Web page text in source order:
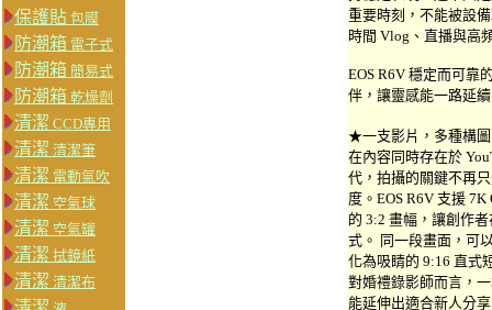
保護貼 包膜
防潮箱 電子式
防潮箱 簡易式
防潮箱 乾燥劑
清潔 CCD專用
清潔 清潔筆
清潔 電動氣吹
清潔 空氣球
清潔 空氣罐
清潔 拭鏡紙
清潔 清潔布
重要時刻，不能被設
時間 Vlog、直播與高
EOS R6V 穩定而可靠
伴，讓靈感能一路延
★一支影片，多種構
在內容同時存在於
代，拍攝的關鍵不再
度。EOS R6V 支援
的 3:2 畫幅，讓創作
式。 同一段畫面，可
化為吸睛的 9:16 直式
對婚禮錄影師而言，
能延伸出適合新人分